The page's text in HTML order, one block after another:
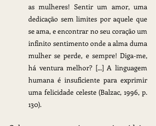
as mulheres! Sentir um amor, uma
dedicação sem limites por aquele que
se ama, e encontrar no seu coração um
infinito sentimento onde a alma duma
mulher se perde, e sempre! Diga-me,
há ventura melhor? [...] A linguagem
humana é insuficiente para exprimir
uma felicidade celeste (Balzac, 1996, p.
130).